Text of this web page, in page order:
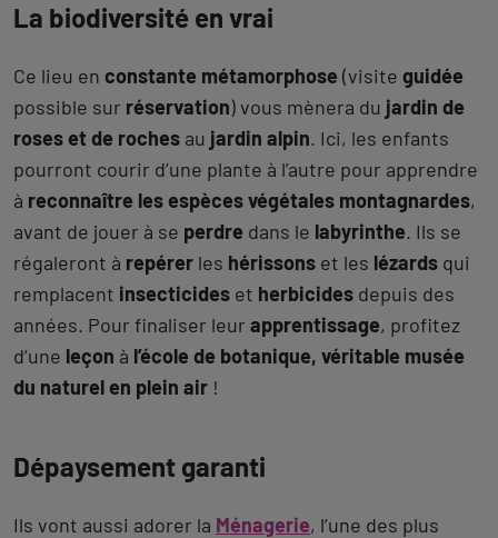
La biodiversité en vrai
Ce lieu en constante métamorphose (visite guidée
possible sur réservation) vous mènera du jardin de
roses et de roches au jardin alpin. Ici, les enfants
pourront courir d’une plante à l’autre pour apprendre
à reconnaître les espèces végétales montagnardes,
avant de jouer à se perdre dans le labyrinthe. Ils se
régaleront à repérer les hérissons et les lézards qui
remplacent insecticides et herbicides depuis des
années. Pour finaliser leur apprentissage, profitez
d’une leçon à l’école de botanique, véritable musée
du naturel en plein air !
Dépaysement garanti
Ils vont aussi adorer la Ménagerie, l’une des plus